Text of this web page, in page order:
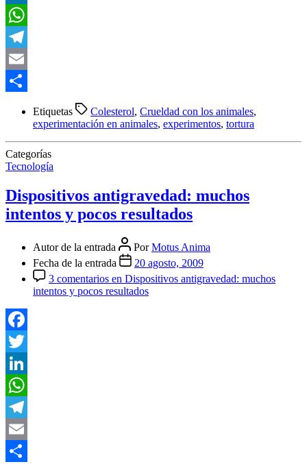
LinkedIn
WhatsApp
Telegram
Email
Etiquetas Colesterol, Crueldad con los animales,
experimentación en animales, experimentos, tortura
Categorías
Tecnología
Dispositivos antigravedad: muchos
intentos y pocos resultados
Autor de la entrada PorMotus Anima
Fecha de la entrada
20 agosto, 2009
3 comentarios en Dispositivos antigravedad: muchos
intentos y pocos resultados
Facebook
Twitter
LinkedIn
WhatsApp
Telegram
Email